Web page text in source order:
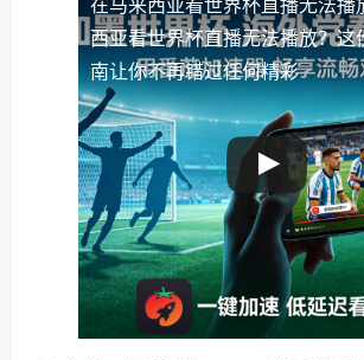
在马来西亚看世界杯直播无法播
西亚看世界杯直播无法播放？这
南让你不再错过任何精彩